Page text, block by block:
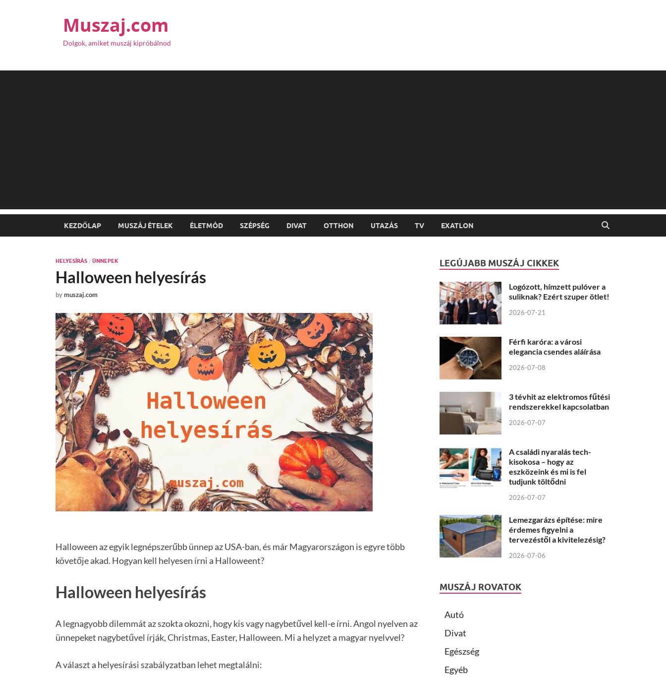
Muszaj.com
Dolgok, amiket muszáj kipróbálnod
KEZDŐLAP MUSZÁJ ÉTELEK ÉLETMÓD SZÉPSÉG DIVAT OTTHON UTAZÁS TV EXATLON
HELYESÍRÁS / ÜNNEPEK
Halloween helyesírás
bymuszaj.com
Halloween az egyik legnépszerűbb ünnep az USA-ban, és már Magyarországon is egyre több
követője akad. Hogyan kell helyesen írni a Halloweent?
Halloween helyesírás
A legnagyobb dilemmát az szokta okozni, hogy kis vagy nagybetűvel kell-e írni. Angol nyelven az
ünnepeket nagybetűvel írják, Christmas, Easter, Halloween. Mi a helyzet a magyar nyelvvel?
A választ a helyesírási szabályzatban lehet megtalálni:
LEGÚJABB MUSZÁJ CIKKEK
Logózott, hímzett pulóver a
suliknak? Ezért szuper ötlet!
2026-07-21
Férfi karóra: a városi
elegancia csendes aláírása
2026-07-08
3 tévhit az elektromos fűtési
rendszerekkel kapcsolatban
2026-07-07
A családi nyaralás tech-
kisokosa – hogy az
eszközeink és mi is fel
tudjunk töltődni
2026-07-07
Lemezgarázs építése: mire
érdemes figyelni a
tervezéstől a kivitelezésig?
2026-07-06
MUSZÁJ ROVATOK
Autó
Divat
Egészség
Egyéb